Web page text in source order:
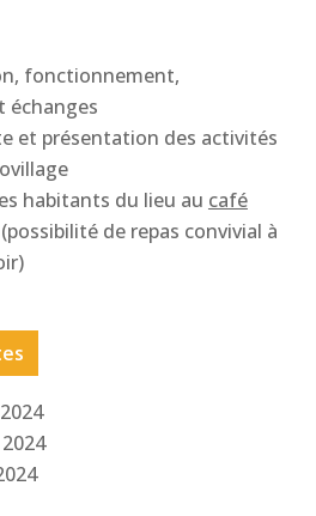
fonctionnement,
échanges
et présentation des activités
habitants du lieu au café
de repas convivial à